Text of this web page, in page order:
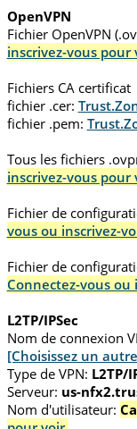
OpenVPN
Fichier OpenVPN
inscrivez-vous pour
Fichiers CA certificat
fichier .cer:
fichier .pem:
Tous les fichiers
inscrivez-vous pour
Fichier de
vous ou inscrivez-
Fichier de
Connectez-vous ou
L2TP/IPSec
Nom de connexion
[Choisissez un
Type de VPN: L2TP/
Serveur: us-
Nom d'utilisateur: